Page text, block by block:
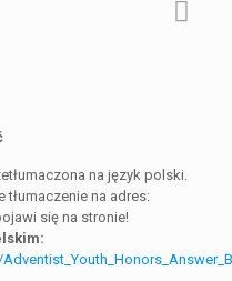
na język polski.
na adres:
się na stronie!